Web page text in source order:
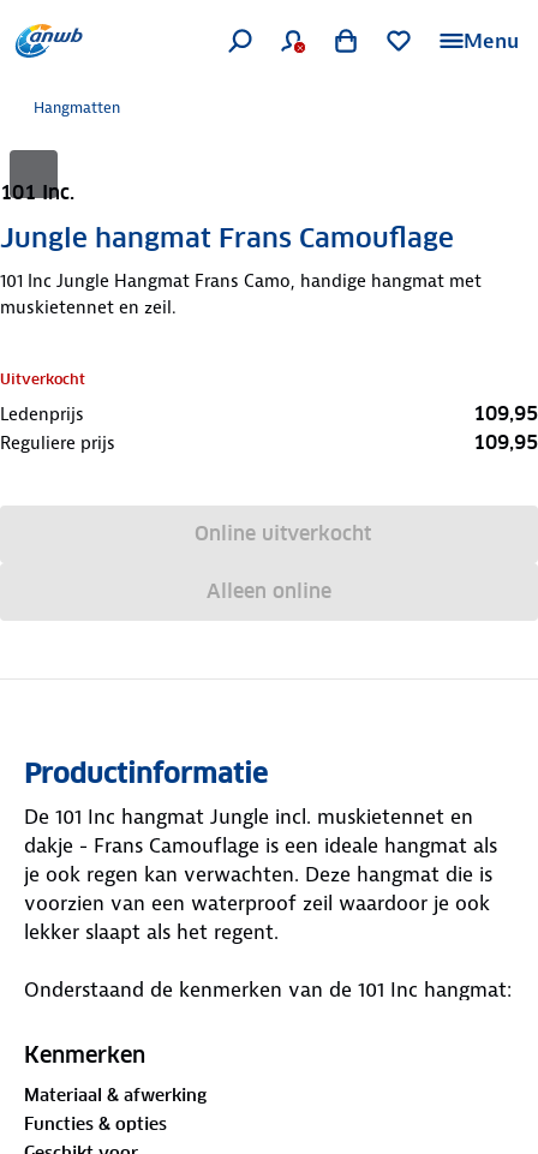
Menu
Hangmatten
101 Inc.
Jungle hangmat Frans Camouflage
101 Inc Jungle Hangmat Frans Camo, handige hangmat met
muskietennet en zeil.
Uitverkocht
Ledenprijs 109,95
Reguliere prijs 109,95
Online uitverkocht
Alleen online
Productinformatie
De 101 Inc hangmat Jungle incl. muskietennet en
dakje - Frans Camouflage is een ideale hangmat als
je ook regen kan verwachten. Deze hangmat die is
voorzien van een waterproof zeil waardoor je ook
lekker slaapt als het regent.
Onderstaand de kenmerken van de 101 Inc hangmat:
Gemaakt van waterproof canvas
Bevat een muskietennet en zeil
Op te hangen aan de 6 touwen
Kenmerken
Materiaal & afwerking
Functies & opties